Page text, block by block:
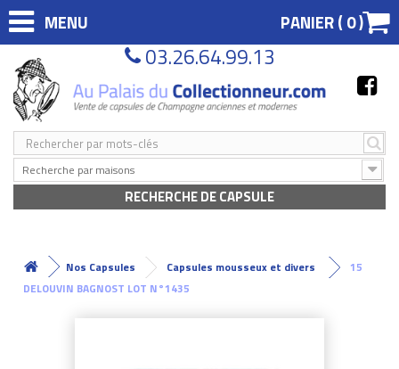
MENU PANIER (0)
03.26.64.99.13
Recherche par maisons
RECHERCHE DE CAPSULE
Nos Capsules Capsules mousseux et divers
15
DELOUVIN BAGNOST LOT N°1435